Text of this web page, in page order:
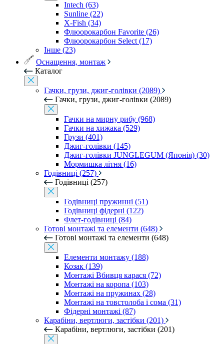
Intech (63)
Sunline (22)
X-Fish (34)
Флюорокарбон Favorite (26)
Флюорокарбон Select (17)
Інше (23)
Оснащення, монтаж
Каталог
Гачки, грузи, джиг-голівки (2089)
Гачки, грузи, джиг-голівки (2089)
Гачки на мирну рибу (968)
Гачки на хижака (529)
Грузи (401)
Джиг-голівки (145)
Джиг-голівки JUNGLEGUM (Японія) (30)
Мормишка літня (16)
Годівниці (257)
Годівниці (257)
Годівниці пружинні (51)
Годівниці фідерні (122)
Флет-годівниці (84)
Готові монтажі та елементи (648)
Готові монтажі та елементи (648)
Елементи монтажу (188)
Козак (139)
Монтажі Вбивця карася (72)
Монтажі на коропа (103)
Монтажі на пружинах (28)
Монтажі на товстолоба і сома (31)
Фідерні монтажі (87)
Карабіни, вертлюги, застібки (201)
Карабіни, вертлюги, застібки (201)